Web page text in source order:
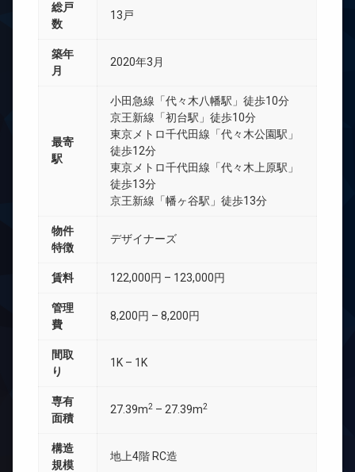
総戸
数
13戸
築年
月
2020年3月
最寄
駅
小田急線「代々木八幡駅」徒歩10分
京王新線「初台駅」徒歩10分
東京メトロ千代田線「代々木公園駅」
徒歩12分
東京メトロ千代田線「代々木上原駅」
徒歩13分
京王新線「幡ヶ谷駅」徒歩13分
物件
特徴
デザイナーズ
賃料 122,000円 – 123,000円
管理
費
8,200円 – 8,200円
間取
り
1K – 1K
専有
面積
27.39m2 – 27.39m2
構造
規模
地上4階 RC造